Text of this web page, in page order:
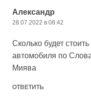
Александр
28.07.2022 в 08:42
Сколько будет
автомобиля по
Миява
ОТВЕТИТЬ